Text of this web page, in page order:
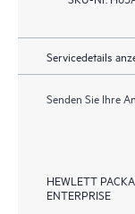
Servicedetails
Senden Sie Ihre
HEWLETT
ENTERPRISE